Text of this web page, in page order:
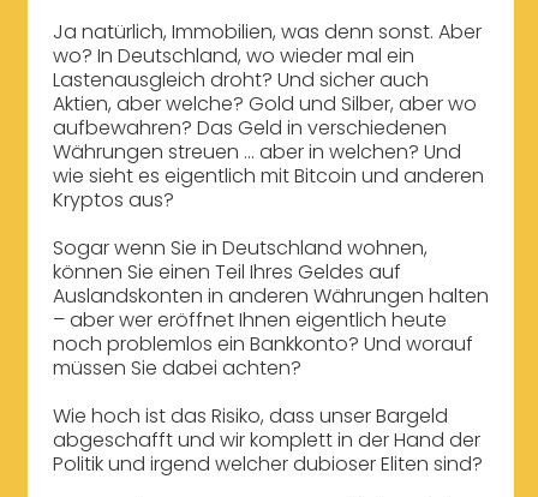
Ja natürlich, Immobilien, was denn sonst. Aber
wo? In Deutschland, wo wieder mal ein
Lastenausgleich droht? Und sicher auch
Aktien, aber welche? Gold und Silber, aber wo
aufbewahren? Das Geld in verschiedenen
Währungen streuen ... aber in welchen? Und
wie sieht es eigentlich mit Bitcoin und anderen
Kryptos aus?
Sogar wenn Sie in Deutschland wohnen,
können Sie einen Teil Ihres Geldes auf
Auslandskonten in anderen Währungen halten
– aber wer eröffnet Ihnen eigentlich heute
noch problemlos ein Bankkonto? Und worauf
müssen Sie dabei achten?
Wie hoch ist das Risiko, dass unser Bargeld
abgeschafft und wir komplett in der Hand der
Politik und irgend welcher dubioser Eliten sind?